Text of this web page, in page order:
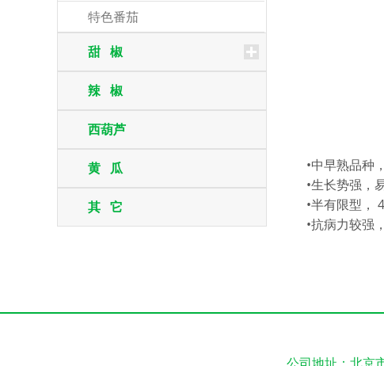
特色番茄
甜 椒
辣 椒
西葫芦
黄 瓜
其 它
•中早熟品种
•生长势强，
•半有限型，
•抗病力较强
公司地址：北京